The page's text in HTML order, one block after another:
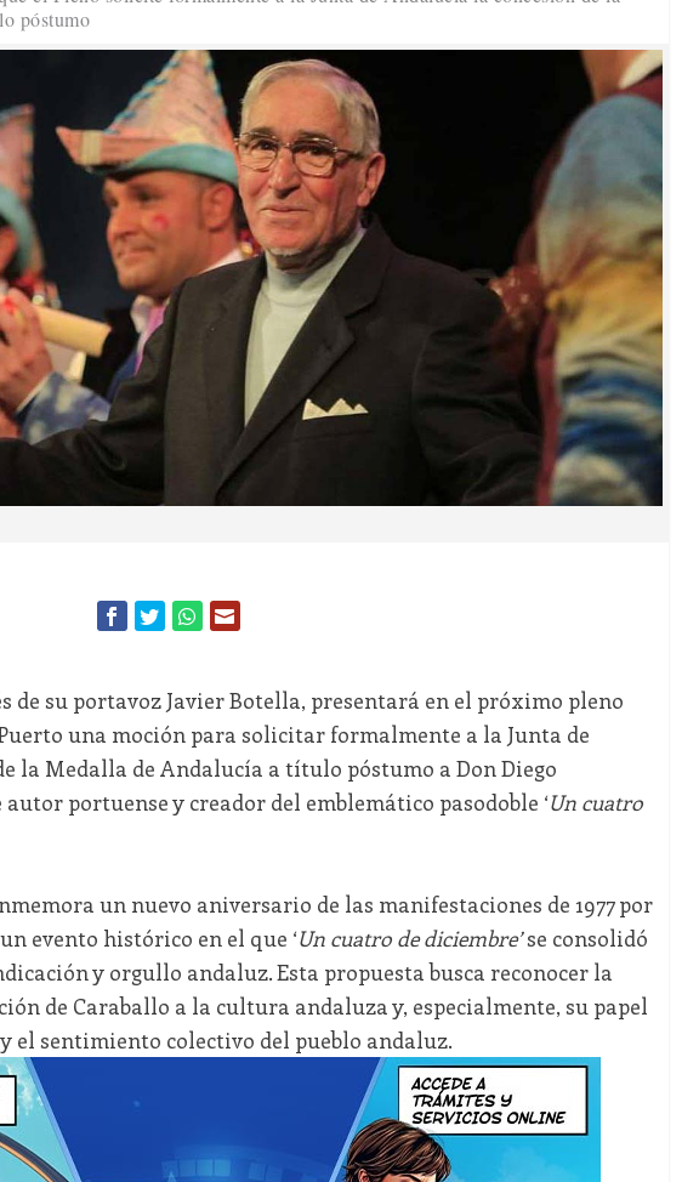
póstumo
de su portavoz Javier Botella, presentará en el próximo pleno
una moción para solicitar formalmente a la Junta de
la Medalla de Andalucía a título póstumo a Don Diego
portuense y creador del emblemático pasodoble ‘Un cuatro
un nuevo aniversario de las manifestaciones de 1977 por
evento histórico en el que ‘Un cuatro de diciembre’se consolidó
y orgullo andaluz. Esta propuesta busca reconocer la
de Caraballo a la cultura andaluza y, especialmente, su papel
el sentimiento colectivo del pueblo andaluz.